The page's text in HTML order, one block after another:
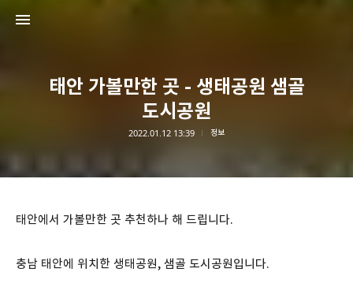
태안 가볼만한 곳 - 생태공원 샘골
도시공원
2022.01.12 13:39 정보
태안에서 가볼만한 곳 추천하나 해 드립니다.
충남 태안에 위치한 생태공원, 샘골 도시공원입니다.
대한민국 구석구석